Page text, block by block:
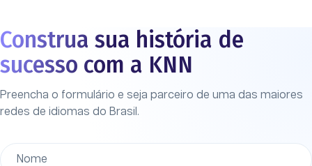
Construa sua história de
sucesso com a KNN
Preencha o formulário e seja parceiro de uma das maiores
redes de idiomas do Brasil .
Nome